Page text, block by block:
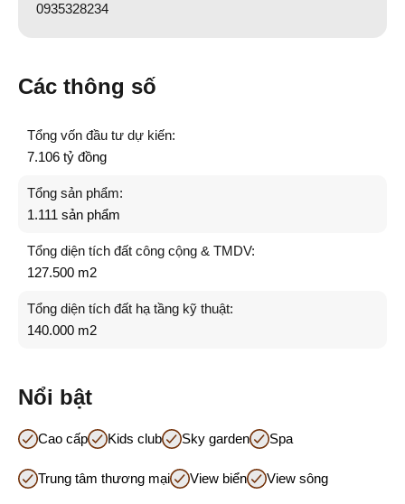
0935328234
Các thông số
Tổng vốn đầu tư dự kiến:
7.106 tỷ đồng
Tổng sản phẩm:
1.111 sản phẩm
Tổng diện tích đất công cộng & TMDV:
127.500 m2
Tổng diện tích đất hạ tầng kỹ thuật:
140.000 m2
Nổi bật
Cao cấp Kids club Sky garden Spa
Trung tâm thương mại View biển View sông